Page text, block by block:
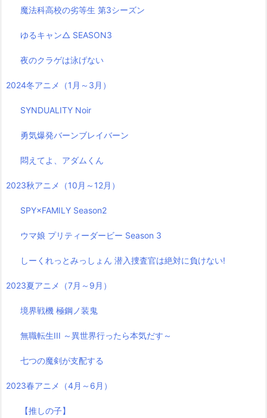
魔法科高校の劣等生 第3シーズン
ゆるキャン△ SEASON3
夜のクラゲは泳げない
2024冬アニメ（1月～3月）
SYNDUALITY Noir
勇気爆発バーンブレイバーン
悶えてよ、アダムくん
2023秋アニメ（10月～12月）
SPY×FAMILY Season2
ウマ娘 プリティーダービー Season 3
しーくれっとみっしょん 潜入捜査官は絶対に負けない!
2023夏アニメ（7月～9月）
境界戦機 極鋼ノ装鬼
無職転生III ～異世界行ったら本気だす～
七つの魔剣が支配する
2023春アニメ（4月～6月）
【推しの子】